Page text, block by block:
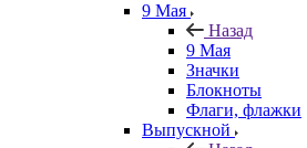
9 Мая
Назад
9 Мая
Значки
Блокноты
Флаги, флажки
Выпускной